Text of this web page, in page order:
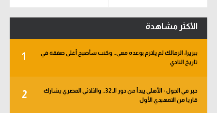
الأكثر مشاهدة
1
بيزيرا: الزمالك لم يلتزم بوعده معي.. وكنت سأصبح أغلى صفقة في
تاريخ النادي
2
خبر في الجول - الأهلي يبدأ من دور الـ 32.. والثلاثي المصري يشارك
قاريا من التمهيدي الأول